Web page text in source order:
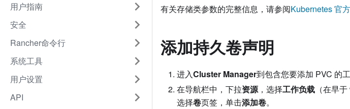
用户指南
安全
Rancher命令行
系统工具
用户设置
API
有关存储类参数的完整信息，请参阅Kubernetes 官
添加持久卷声明
进入Cluster Manager到包含您要添加 PVC 的
在导航栏中，下拉资源，选择工作负载 （在早
选择卷页签，单击添加卷。